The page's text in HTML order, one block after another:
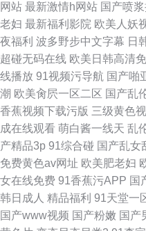
网站 最新激情h网站 国产喷
老妇 最新福利影院 欧美人妖
夜福利 波多野步中文字幕 日
超碰无码在线 欧美日韩高清
线播放 91视频污导航 国产啪
潮 欧美肏屄一区二区 国产乱
香蕉视频下载污版 三级黄色
成在线观看 萌白酱一线天 乱
产精品3p 91综合碰 国产乱女
免费黄色av网址 欧美肥老妇
女在线免费 91香蕉污APP 国
韩日成人 精品福利 91天堂一
国产www视频 国产粉嫩 国产